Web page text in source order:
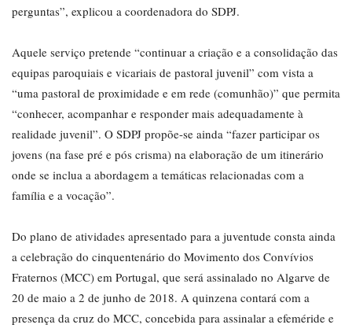
perguntas”, explicou a coordenadora do SDPJ.
Aquele serviço pretende “continuar a criação e a consolidação das
equipas paroquiais e vicariais de pastoral juvenil” com vista a
“uma pastoral de proximidade e em rede (comunhão)” que permita
“conhecer, acompanhar e responder mais adequadamente à
realidade juvenil”. O SDPJ propõe-se ainda “fazer participar os
jovens (na fase pré e pós crisma) na elaboração de um itinerário
onde se inclua a abordagem a temáticas relacionadas com a
família e a vocação”.
Do plano de atividades apresentado para a juventude consta ainda
a celebração do cinquentenário do Movimento dos Convívios
Fraternos (MCC) em Portugal, que será assinalado no Algarve de
20 de maio a 2 de junho de 2018. A quinzena contará com a
presença da cruz do MCC, concebida para assinalar a efeméride e